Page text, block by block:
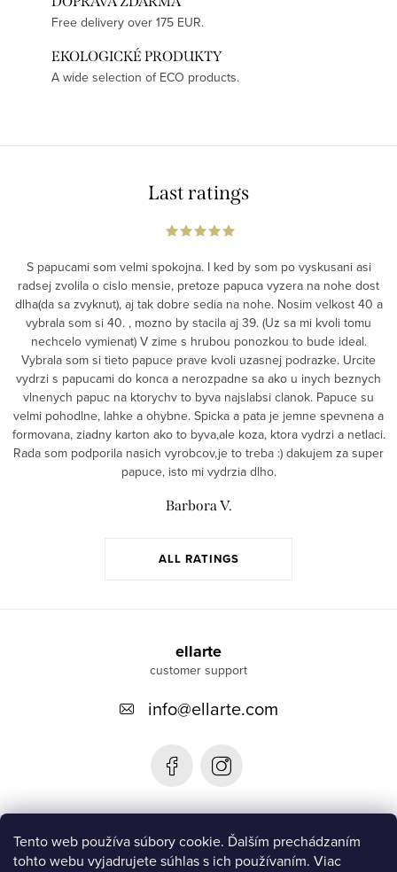
Tento web používa súbory cookie. Ďalším prechádzaním
tohto webu vyjadrujete súhlas s ich používaním. Viac
Free delivery over 175 EUR.
EKOLOGICKÉ PRODUKTY
A wide selection of ECO products.
Last ratings
ALL RATINGS
S papucami som velmi spokojna. I ked by som po vyskusani asi
radsej zvolila o cislo mensie, pretoze papuca vyzera na nohe dost
dlha(da sa zvyknut), aj tak dobre sedia na nohe. Nosim velkost 40 a
vybrala som si 40. , mozno by stacila aj 39. (Uz sa mi kvoli tomu
nechcelo vymienat) V zime s hrubou ponozkou to bude ideal.
Vybrala som si tieto papuce prave kvoli uzasnej podrazke. Urcite
vydrzi s papucami do konca a nerozpadne sa ako u inych beznych
vlnenych papuc na ktorychv to byva najslabsi clanok. Papuce su
velmi pohodlne, lahke a ohybne. Spicka a pata je jemne spevnena a
formovana, ziadny karton ako to byva,ale koza, ktora vydrzi a netlaci.
Rada som podporila nasich vyrobcov,je to treba :) dakujem za super
papuce, isto mi vydrzia dlho.
Barbora V.
ellarte
info@ellarte.com
Informácie pre vás